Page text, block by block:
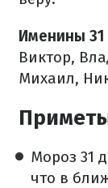
Именины
Виктор,
Михаил,
Мороз 31
что в